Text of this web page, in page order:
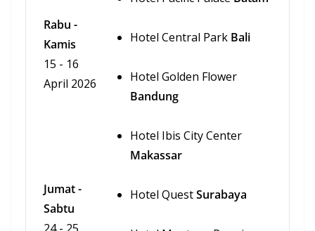
Hotel Central Park Bali
Hotel Golden Flower
Bandung
Hotel Ibis City Center
Makassar
Hotel QuestSurabaya
Rabu -
Kamis
15 - 16
April 2026
Jumat -
Sabtu